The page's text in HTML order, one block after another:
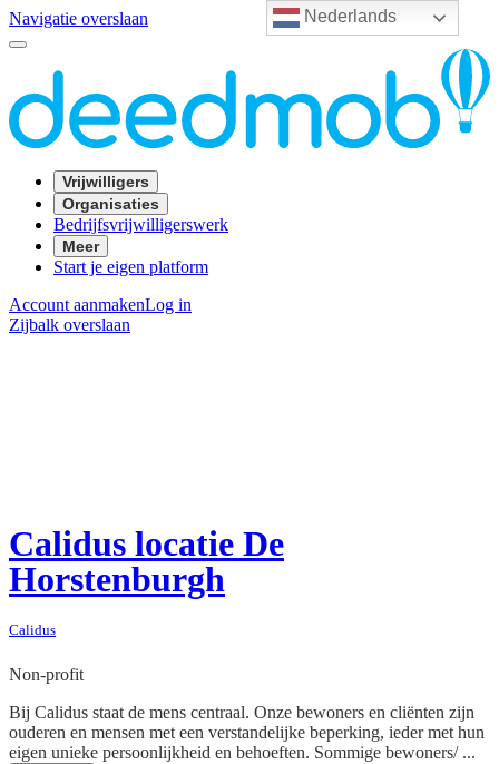
Nederlands
Navigatie overslaan
Vrijwilligers
Organisaties
Bedrijfsvrijwilligerswerk
Meer
Start je eigen platform
Account aanmakenLog in
Zijbalk overslaan
Calidus locatie De
Horstenburgh
Calidus
Non-profit
Bij Calidus staat de mens centraal. Onze bewoners en cliënten zijn
ouderen en mensen met een verstandelijke beperking, ieder met hun
eigen unieke persoonlijkheid en behoeften. Sommige bewoners/ ...